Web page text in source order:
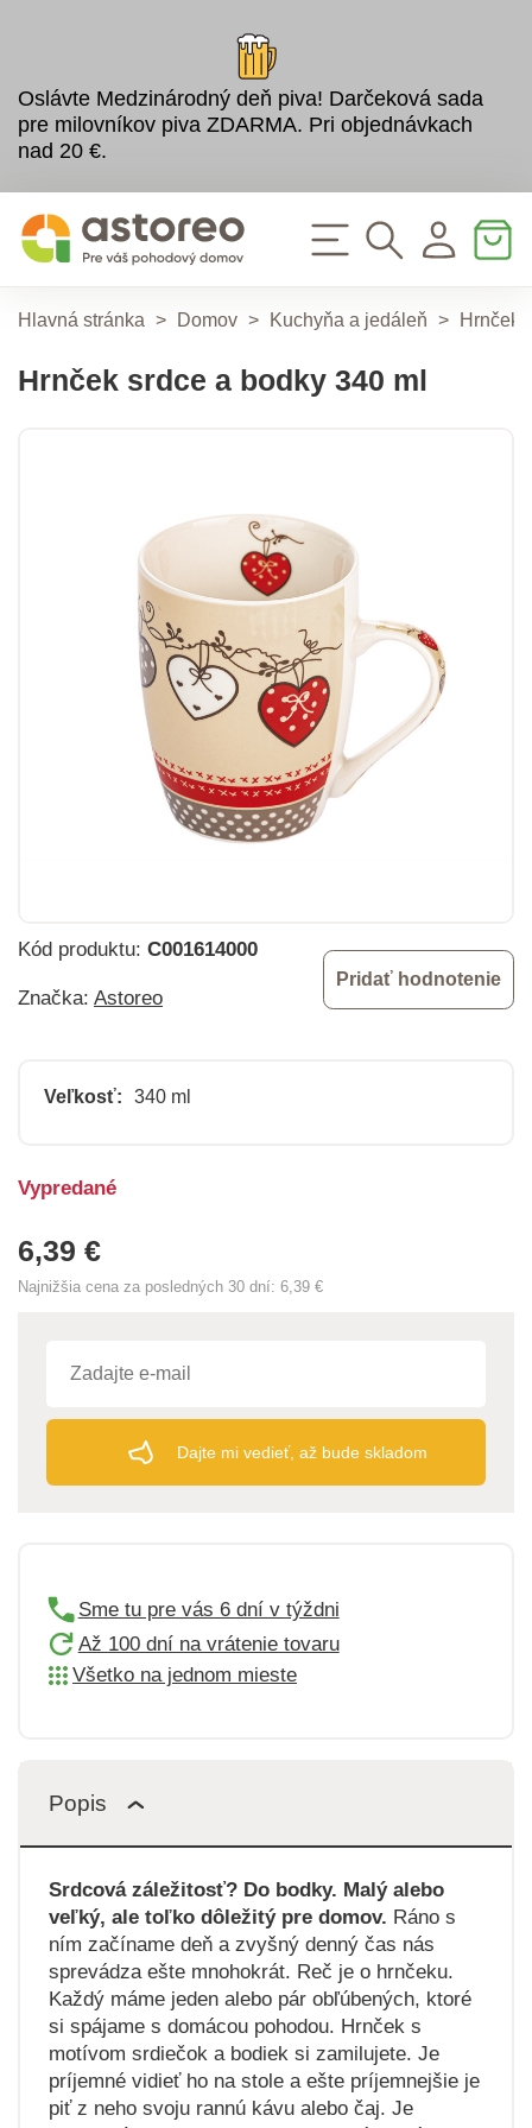
Oslávte Medzinárodný deň piva! Darčeková sada
pre milovníkov piva ZDARMA. Pri objednávkach
nad 20 €.
Hlavná stránka > Domov > Kuchyňa a jedáleň >
Hrnček srdce a bodky 340 ml
Kód produktu: C001614000
Značka: Astoreo
Pridať hodnotenie
Veľkosť: 340 ml
6,39 €
Najnižšia cena za posledných 30 dní: 6,39 €
Vypredané
Dajte mi vedieť, až bude skladom
Sme tu pre vás 6 dní v týždni
Až 100 dní na vrátenie tovaru
Všetko na jednom mieste
Popis
Srdcová záležitosť? Do bodky. Malý alebo
veľký, ale toľko dôležitý pre domov. Ráno s
ním začíname deň a zvyšný denný čas nás
sprevádza ešte mnohokrát. Reč je o hrnčeku.
Každý máme jeden alebo pár obľúbených, ktoré
si spájame s domácou pohodou. Hrnček s
motívom srdiečok a bodiek si zamilujete. Je
príjemné vidieť ho na stole a ešte príjemnejšie je
piť z neho svoju rannú kávu alebo čaj. Je